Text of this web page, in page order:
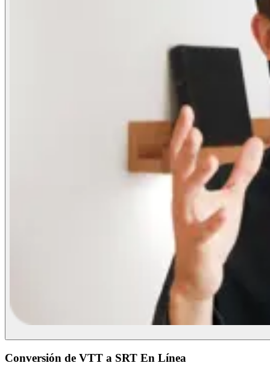
Conversión de VTT a SRT En Línea